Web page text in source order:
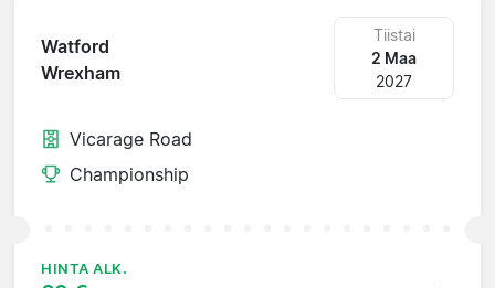
Watford
Wrexham
Tiistai
2 Maa
2027
Vicarage Road
Championship
HINTA ALK.